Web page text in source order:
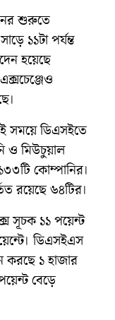
শুরুতে
১১টা পর্যন্ত
হয়েছে
সময়ে ডিএসইতে
ও মিউচুয়াল
কোম্পানির।
রয়েছে ৬৪টির।
সূচক ১১ পয়েন্ট
ডিএসইএস
করছে ১ হাজার
বেড়ে